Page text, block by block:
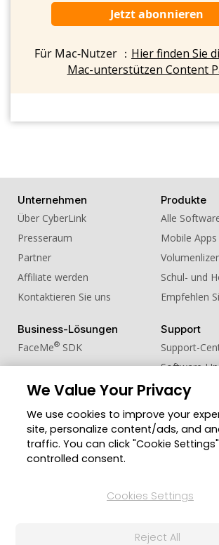
Jetzt abonnieren
Für Mac-Nutzer ： Hier finden Sie
Mac-unterstützen Content
Unternehmen
Über CyberLink
Presseraum
Partner
Affiliate werden
Kontaktieren Sie uns
Produkte
Alle
Mobile Apps
Schul- und
Empfehlen
Business-Lösungen
FaceMe® SDK
Support
Support-
Software-
Lernen +
Community
Mitgliederbereich
Blog
Region
© 2026 CyberLink Corp. Alle Rechte
We Value Your Privacy
We use cookies to improve your
site, personalize content/ads, and
traffic. You can click "Cookie
controlled consent.
Cookies Settings
Reject All